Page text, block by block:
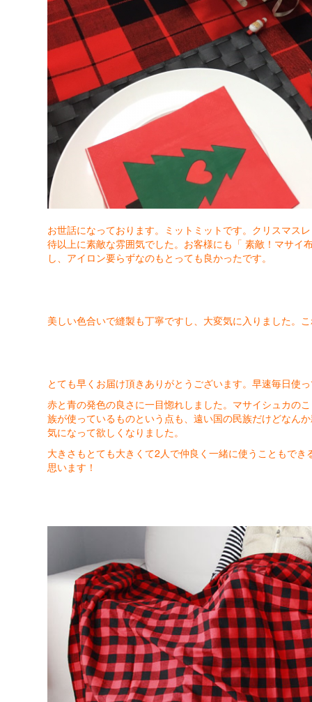
お世話になっております。ミットミットです。クリスマス
待以上に素敵な雰囲気でした。お客様にも「 素敵！マサイ
し、アイロン要らずなのもとっても良かったです。
美しい色合いで縫製も丁寧ですし、大変気に入りました。
とても早くお届け頂きありがとうございます。早速毎日使
赤と青の発色の良さに一目惚れしました。マサイシュカの
族が使っているものという点も、遠い国の民族だけどなん
気になって欲しくなりました。
大きさもとても大きくて2人で仲良く一緒に使うこともで
思います！